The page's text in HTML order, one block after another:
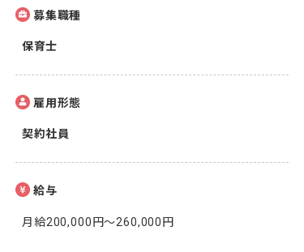
募集職種
保育士
雇用形態
契約社員
給与
月給200,000円〜260,000円